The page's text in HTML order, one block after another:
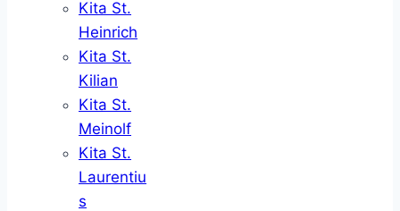
Kita St.
Heinrich
Kita St.
Kilian
Kita St.
Meinolf
Kita St.
Laurentiu
s